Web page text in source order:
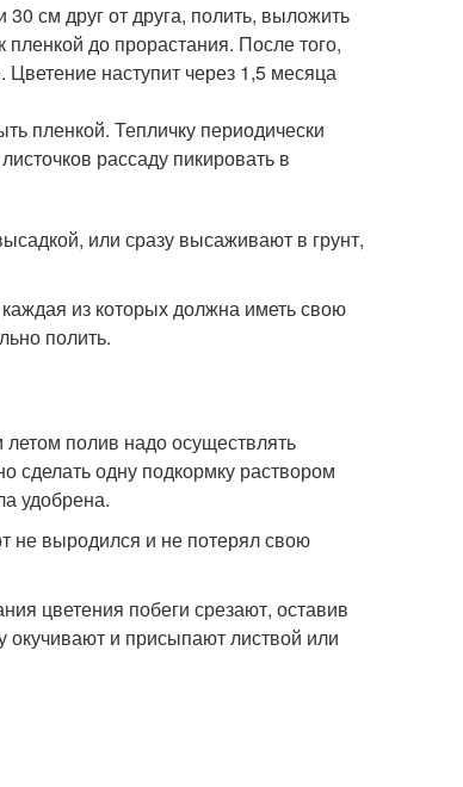
см друг от друга, полить, выложить
до прорастания. После того,
Цветение наступит через 1,5 месяца
пленкой. Тепличку периодически
рассаду пикировать в
или сразу высаживают в грунт,
из которых должна иметь свою
полить.
полив надо осуществлять
сделать одну подкормку раствором
удобрена.
не выродился и не потерял свою
цветения побеги срезают, оставив
окучивают и присыпают листвой или